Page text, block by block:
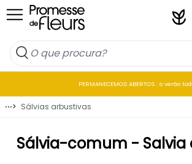
Ir para o Conteúdo
PERMANECEMOS ABERTOS : o verão
⋯> Sálvias arbustivas
Sálvia-comum - Salvia